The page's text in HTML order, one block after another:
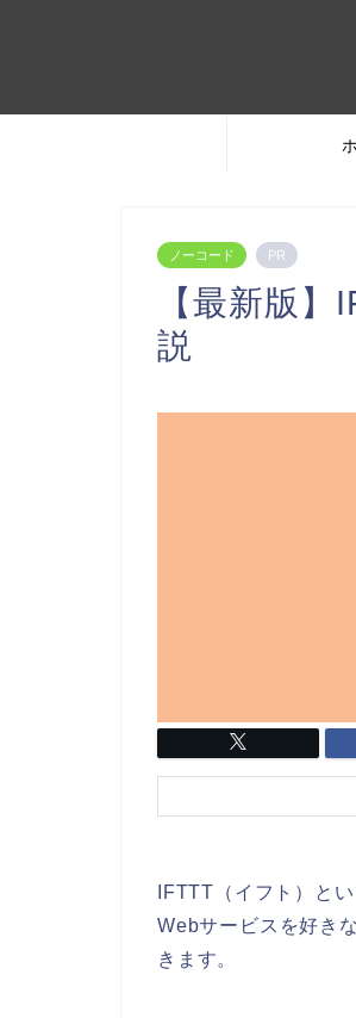
ノーコード PR
【最新版
説
IFTTT（イフト）と
Webサービスを好き
きます。